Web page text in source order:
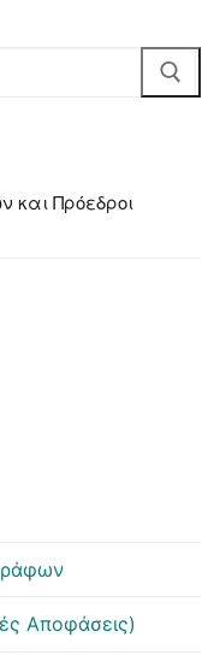
και Πρόεδροι
Αποφάσεις)